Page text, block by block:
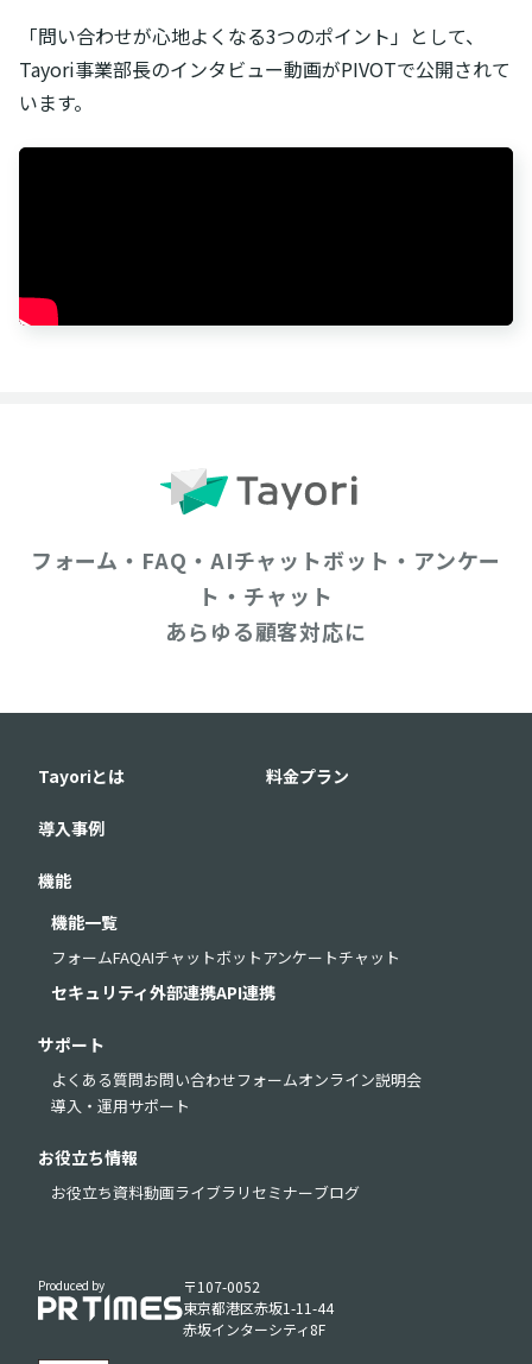
「問い合わせが心地よくなる3つのポイント」として、
Tayori事業部長のインタビュー動画がPIVOTで公開されて
います。
フォーム・FAQ・AIチャットボット・アンケー
ト・チャット
あらゆる顧客対応に
Tayoriとは 料金プラン
導入事例
機能
機能一覧
フォームFAQAIチャットボットアンケートチャット
セキュリティ外部連携API連携
サポート
よくある質問お問い合わせフォームオンライン説明会
導入・運用サポート
お役立ち情報
お役立ち資料動画ライブラリ セミナーブログ
Produced by
〒107-0052
東京都港区赤坂1-11-44
赤坂インターシティ8F